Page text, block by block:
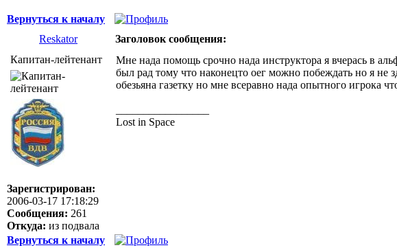
Вернуться к началу
Reskator
Заголовок сообщения:
Капитан-лейтенант
Зарегистрирован:
2006-03-17 17:18:29
Сообщения: 261
Откуда: из подвала
Мне нада помощь срочно нада инструктора я вчерась в
был рад тому что наконецто оег можно побеждать но я не
обезьяна газетку но мне всеравно нада опытного игрока
Lost in Space
Вернуться к началу